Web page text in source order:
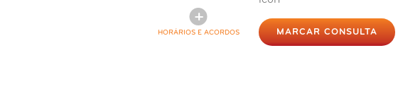
HORÁRIOS E ACORDOS MARCAR CONSULTA